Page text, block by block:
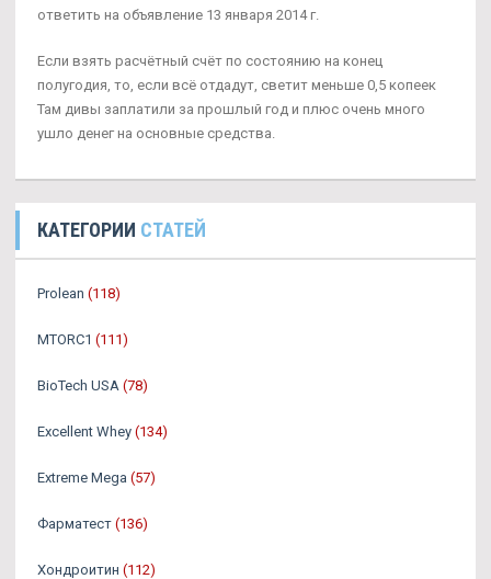
ответить на объявление 13 января 2014 г.
Если взять расчётный счёт по состоянию на конец
полугодия, то, если всё отдадут, светит меньше 0,5 копеек
Там дивы заплатили за прошлый год и плюс очень много
ушло денег на основные средства.
КАТЕГОРИИ СТАТЕЙ
Prolean (118)
MTORC1 (111)
BioTech USA (78)
Excellent Whey (134)
Extreme Mega (57)
Фарматест (136)
Хондроитин (112)